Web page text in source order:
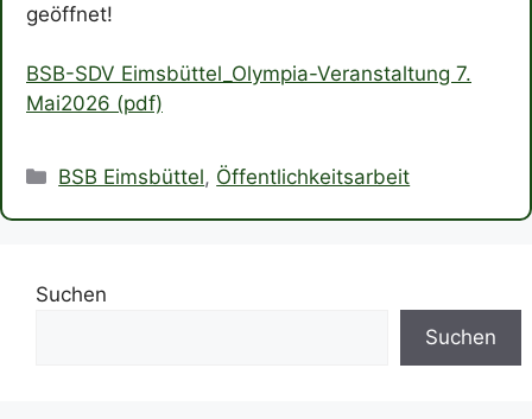
geöffnet!
BSB-SDV Eimsbüttel_Olympia-Veranstaltung 7.
Mai2026 (pdf)
Kategorien
BSB Eimsbüttel, Öffentlichkeitsarbeit
Suchen
Suchen